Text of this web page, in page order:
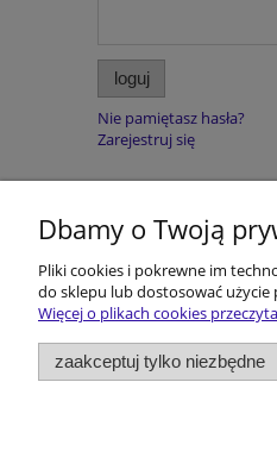
loguj
Nie pamiętasz hasła?
Zarejestruj się
Regulamin
Zwroty i reklamacje
Dbamy o Twoją
Pliki cookies i pokrewne im
do sklepu lub dostosować
Więcej o plikach cookies
zaakceptuj tylko niezbędne